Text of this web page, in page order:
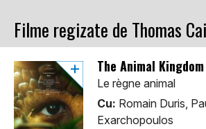
Filme regizate de Thomas
The Animal
Le règne animal
Cu: Romain Duris,
Exarchopoulos